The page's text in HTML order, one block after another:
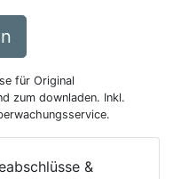
für Original
zum downladen. Inkl.
&